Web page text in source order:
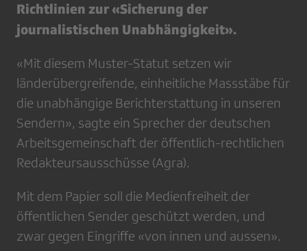
Richtlinien zur «Sicherung der
journalistischen Unabhängigkeit».
«Mit diesem Muster-Statut setzen wir
länderübergreifende, einheitliche Massstäbe für
die unabhängige Berichterstattung in unseren
Sendern», sagte ein Sprecher der deutschen
Arbeitsgemeinschaft der öffentlich-rechtlichen
Redakteursausschüsse (Agra).
Mit dem Papier soll die Medienfreiheit der
öffentlichen Sender geschützt werden, und
zwar gegen Eingriffe «von innen und aussen».